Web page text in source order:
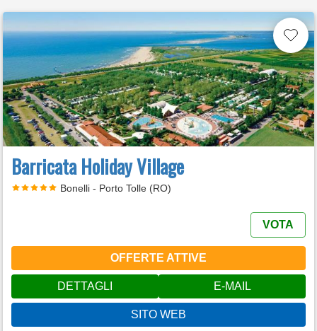
Barricata Holiday Village
Bonelli - Porto Tolle (RO)
VOTA
OFFERTE ATTIVE
DETTAGLI E-MAIL
SITO WEB